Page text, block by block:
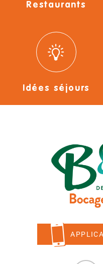
Restaurants
Idées séjours